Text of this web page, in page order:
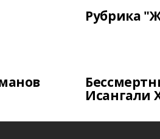
Рубрика
Исангали